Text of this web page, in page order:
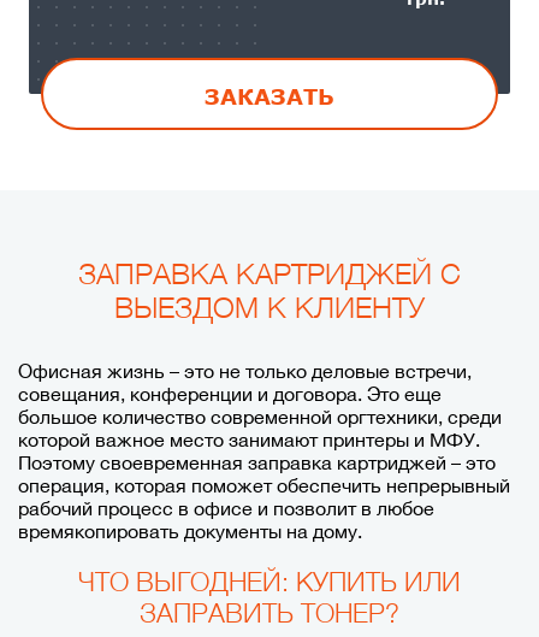
ЗАКАЗАТЬ
ЗАПРАВКА КАРТРИДЖЕЙ С
ВЫЕЗДОМ К КЛИЕНТУ
Офисная жизнь – это не только деловые встречи,
совещания, конференции и договора. Это еще
большое количество современной оргтехники, среди
которой важное место занимают принтеры и МФУ.
Поэтому своевременная заправка картриджей – это
операция, которая поможет обеспечить непрерывный
рабочий процесс в офисе и позволит в любое
времякопировать документы на дому.
ЧТО ВЫГОДНЕЙ: КУПИТЬ ИЛИ
ЗАПРАВИТЬ ТОНЕР?